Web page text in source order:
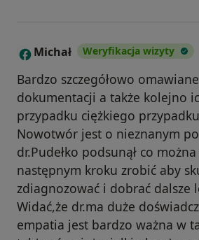
M Michał Weryfikacja wizyty
Bardzo szczegółowo
dokumentacji a także kolejno
przypadku ciężkiego
Nowotwór jest o nieznanym
dr.Pudełko podsunął co
następnym kroku zrobić aby
zdiagnozować i dobrać dalsze
Widać,że dr.ma duże
empatia jest bardzo ważna w